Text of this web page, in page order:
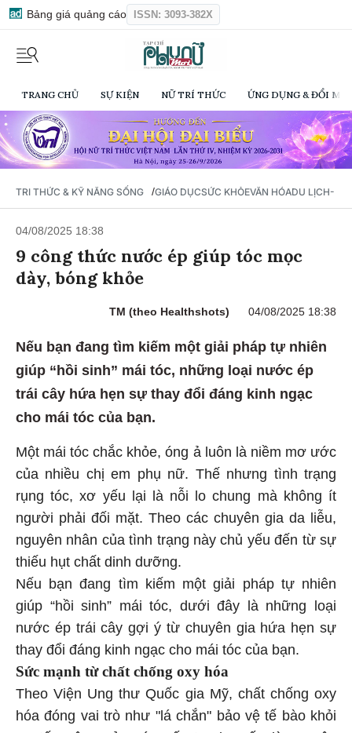
Bảng giá quảng cáo ISSN: 3093-382X
TRANG CHỦ SỰ KIỆN NỮ TRÍ THỨC ỨNG DỤNG & ĐỔI
TRI THỨC & KỸ NĂNG SỐNG /GIÁO DỤCSỨC KHỎEVĂN HÓADU LỊCH-
04/08/2025 18:38
9 công thức nước ép giúp tóc mọc
dày, bóng khỏe
TM (theo Healthshots) 04/08/2025 18:38
Nếu bạn đang tìm kiếm một giải pháp tự nhiên
giúp “hồi sinh” mái tóc, những loại nước ép
trái cây hứa hẹn sự thay đổi đáng kinh ngạc
cho mái tóc của bạn.
Một mái tóc chắc khỏe, óng ả luôn là niềm mơ ước
của nhiều chị em phụ nữ. Thế nhưng tình trạng
rụng tóc, xơ yếu lại là nỗi lo chung mà không ít
người phải đối mặt. Theo các chuyên gia da liễu,
nguyên nhân của tình trạng này chủ yếu đến từ sự
thiếu hụt chất dinh dưỡng.
Nếu bạn đang tìm kiếm một giải pháp tự nhiên
giúp “hồi sinh” mái tóc, dưới đây là những loại
nước ép trái cây gợi ý từ chuyên gia hứa hẹn sự
thay đổi đáng kinh ngạc cho mái tóc của bạn.
Sức mạnh từ chất chống oxy hóa
Theo Viện Ung thư Quốc gia Mỹ, chất chống oxy
hóa đóng vai trò như "lá chắn" bảo vệ tế bào khỏi